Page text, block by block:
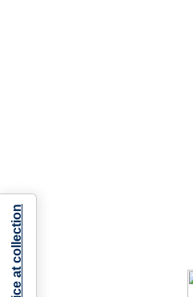
Notice at collection